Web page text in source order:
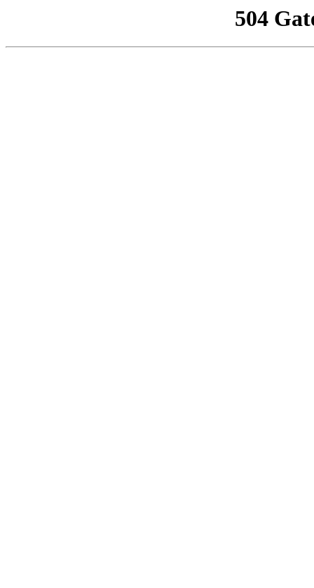
504